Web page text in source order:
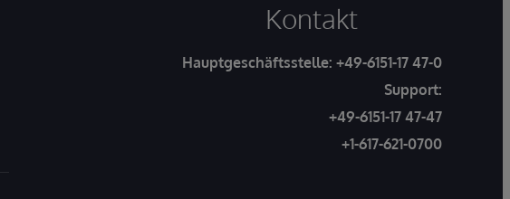
Kontakt
Hauptgeschäftsstelle: +49-6151-17 47-0
Support:
+49-6151-17 47-47
+1-617-621-0700